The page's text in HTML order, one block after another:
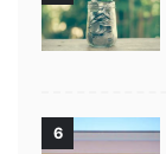
6